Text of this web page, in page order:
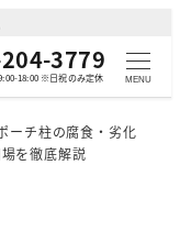
3779
18:00 ※日祝のみ定休 MENU
ーチ柱の腐食・劣化
を徹底解説